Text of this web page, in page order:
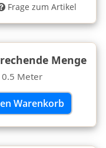
Frage zum Artikel
Menge
Meter
Warenkorb